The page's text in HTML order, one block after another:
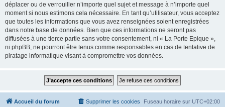
déplacer ou de verrouiller n’importe quel sujet et message à n’importe quel
moment si nous estimons cela nécessaire. En tant qu’utilisateur, vous acceptez
que toutes les informations que vous avez renseignées soient enregistrées
dans notre base de données. Bien que ces informations ne seront pas
diffusées à une tierce partie sans votre consentement, ni « La Porte Epique »,
ni phpBB, ne pourront être tenus comme responsables en cas de tentative de
piratage informatique visant à compromettre vos données.
Accueil du forum Fuseau horaire sur UTC+02:00
Supprimer les cookies